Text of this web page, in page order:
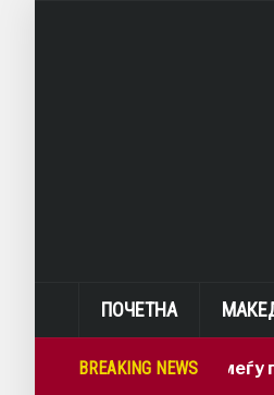
ПОЧЕТНА
BREAKING NEWS
Нова драма меѓу